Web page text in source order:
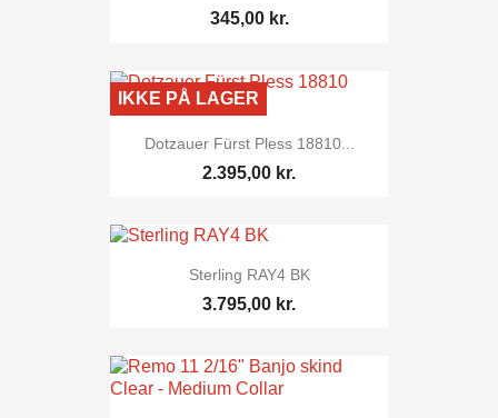
345,00 kr.
Dotzauer Fürst Pless 18810...
2.395,00 kr.
IKKE PÅ LAGER
Sterling RAY4 BK
3.795,00 kr.